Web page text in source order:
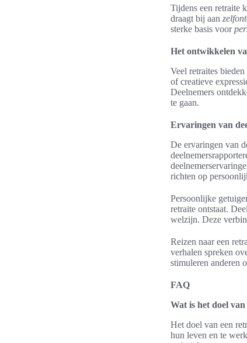
Tijdens een retraite
draagt bij aan
sterke basis voor
Het ontwikkelen
Veel retraites
of creatieve
Deelnemers
te gaan.
Ervaringen van
De ervaringen van
richten op
Persoonlijke
retraite ontstaat.
welzijn. Deze
Reizen naar een
verhalen spreken
stimuleren anderen
FAQ
Wat is het doel
Het doel van een
hun leven en te